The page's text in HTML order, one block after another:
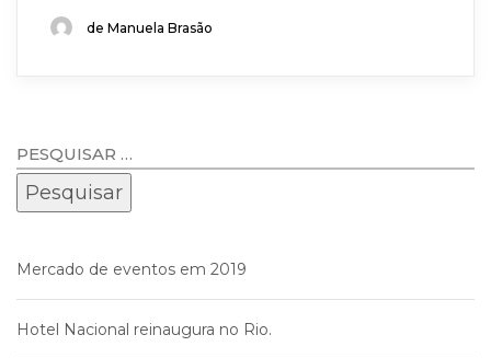
de Manuela Brasão
Mercado de eventos em 2019
Hotel Nacional reinaugura no Rio.